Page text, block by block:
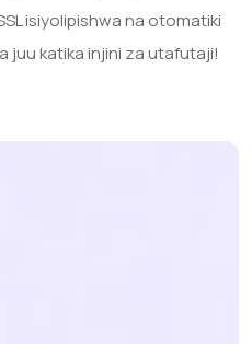
isiyolipishwa na otomatiki
juu katika injini za utafutaji!